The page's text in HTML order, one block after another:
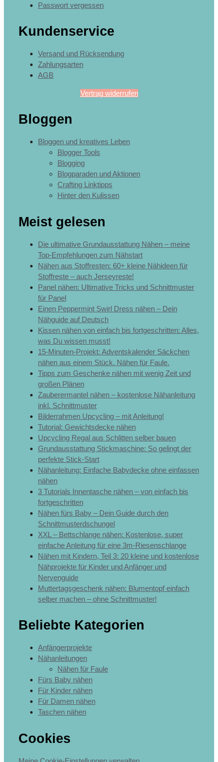
Passwort vergessen
Kundenservice
Versand und Rücksendung
Zahlungsarten
AGB
Vertrag widerrufen
Bloggen
Bloggen und kreatives Leben
Blogger Tools
Blogging
Blogparaden und Aktionen
Crafting Linktipps
Hinter den Kulissen
Meist gelesen
Die ultimative Grundausstattung Nähen – meine
Top-Empfehlungen zum Nähstart
Nähen aus Stoffresten: 60+ kleine Nähideen für
Stoffreste – auch Jerseyreste!
Panel nähen: Ultimative Tricks und Schnittmuster
für Panel
Einen Peppermint Swirl Dress nähen – Dein
Nähguide auf Deutsch
Kissen nähen von einfach bis fortgeschritten: Alles,
was Du wissen musst!
15-Minuten-Projekt: Adventskalender Säckchen
nähen aus einem Stück. Nähen für Faule.
Tipps zum Geschenke nähen mit wenig Zeit und
großen Plänen
Zauberermantel nähen – kostenlose Nähanleitung
inkl. Schnittmuster
Bilderrahmen Upcycling – mit Anleitung!
Tutorial: Gewichtsdecke nähen
Upcycling Regal aus Schlitten selber bauen
Grundausstattung Stickmaschine: So gelingt der
perfekte Stick-Start
Nähanleitung: Einfache Babydecke ohne einfassen
nähen
3 Tutorials Innentasche nähen – von einfach bis
fortgeschritten
Nähen fürs Baby – Dein Guide durch den
Schnittmusterdschungel
XXL – Bettschlange nähen: Kostenlose, super
einfache Anleitung für eine 3m-Riesenschlange
Nähen mit Kindern, Teil 3: 20 kleine und kostenlose
Nähprojekte für Kinder und Anfänger und
Nervenguide
Muttertagsgeschenk nähen: Blumentopf einfach
selber machen – ohne Schnittmuster!
Beliebte Kategorien
Anfängerprojekte
Nähanleitungen
Nähen für Faule
Fürs Baby nähen
Für Kinder nähen
Für Damen nähen
Taschen nähen
Cookies